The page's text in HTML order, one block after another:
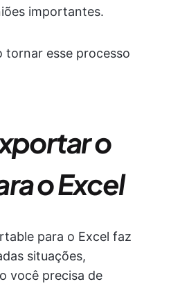
importantes.
tornar esse processo
o
o Excel
para o Excel faz
situações,
você precisa de